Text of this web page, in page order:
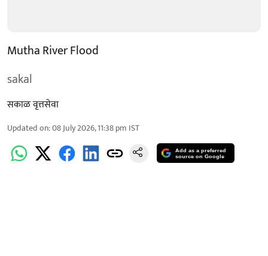
Mutha River Flood
sakal
सकाळ वृत्तसेवा
Updated on:08 July 2026, 11:38 pm IST
Add as a preferred
source on Google